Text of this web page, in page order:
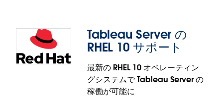
ません。実際の世界をそのままマッピングすること
ができます。混合ジオメトリのサポートにより、
Tableau で 1 つの列から点、線、多角形を一度に視
覚化できるようになり、ユーザーは面倒なデータ準
備作業から解放されます。複雑な空間データに対す
る「ドラッグ＆ドロップ」型のソリューションとし
抽出の外部キー管理
外部キー管理を利用して、Tableau Cloud でデータ
抽出のセキュリティを強化できるようになりまし
た。AWS Key Management Service (KMS) と直接統
Tableau Server の
RHEL 10 サポート
最新の RHEL 10 オペレーティン
グシステムで Tableau Server の
稼働が可能に